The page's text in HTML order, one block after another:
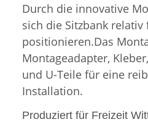
Durch die innovative
sich die Sitzbank
positionieren.Das
Montageadapter,
und U-Teile für eine
Installation.
Produziert für Freizeit